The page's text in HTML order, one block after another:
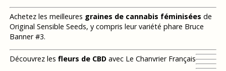
Achetez les meilleures graines de cannabis féminisées de
Original Sensible Seeds, y compris leur variété phare Bruce
Banner #3.
Découvrez les fleurs de CBDavec Le Chanvrier Français